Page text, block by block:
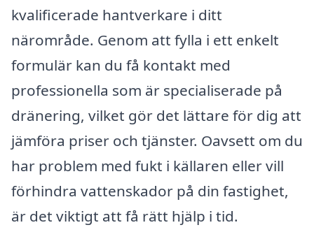
kvalificerade hantverkare i ditt
närområde. Genom att fylla i ett enkelt
formulär kan du få kontakt med
professionella som är specialiserade på
dränering, vilket gör det lättare för dig att
jämföra priser och tjänster. Oavsett om du
har problem med fukt i källaren eller vill
förhindra vattenskador på din fastighet,
är det viktigt att få rätt hjälp i tid.